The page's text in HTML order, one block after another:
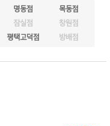
명동점
목동점
잠실점
창원점
평택고덕점 방배점